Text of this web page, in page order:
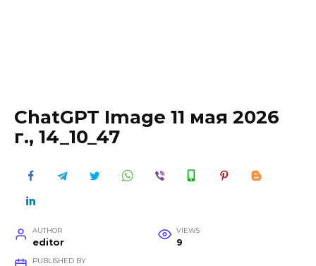
ChatGPT Image 11 мая 2026
г., 14_10_47
AUTHOR
editor
VIEWS
9
PUBLISHED BY